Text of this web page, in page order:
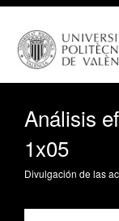
Análisis
1x05